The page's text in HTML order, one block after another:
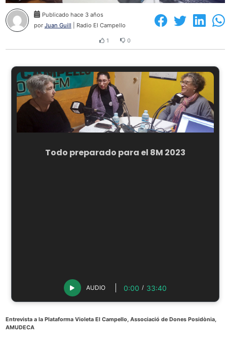
Publicado hace 3 años
por Juan Guill | Radio El Campello
1 0
Todo preparado para el 8M 2023
AUDIO 0:00 / 33:40
Entrevista a la Plataforma Violeta El Campello, Associació de Dones Posidònia,
AMUDECA